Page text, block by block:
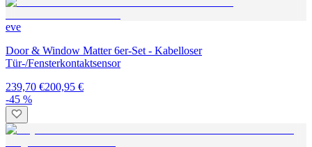
eve
Door & Window Matter 6er-Set - Kabelloser
Tür-/Fensterkontaktsensor
239,70 €200,95 €
-45 %